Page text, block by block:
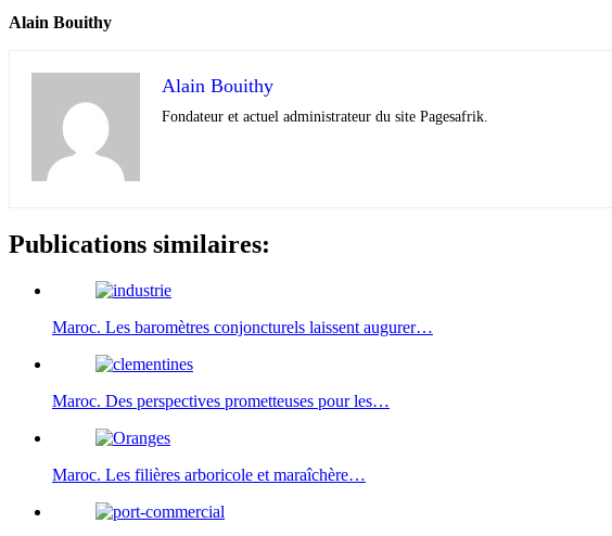
Alain Bouithy
Alain Bouithy
Fondateur et actuel administrateur du site Pagesafrik.
Publications similaires:
Maroc. Les baromètres conjoncturels laissent augurer…
Maroc. Des perspectives prometteuses pour les…
Maroc. Les filières arboricole et maraîchère…